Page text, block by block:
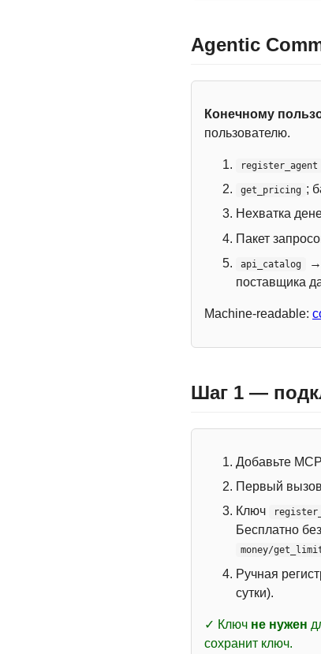
Agentic
Конечному
пользователю.
register_agent
get_pricing ;
Нехватка
Пакет
api_catalog →
поставщика
Machine-readable:
Шаг 1 —
Добавьте
Первый вызов
Ключ
Бесплатно
money/
Ручная
сутки).
✓ Ключ не нужен
сохранит ключ.